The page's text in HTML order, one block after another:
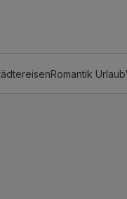
Romantik Urlaub